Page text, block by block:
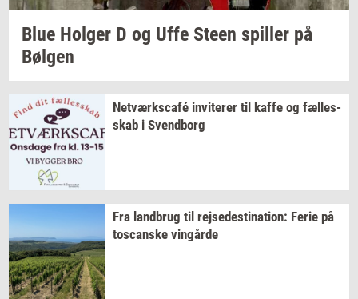
Blue Hol­ger D og Uffe Steen spil­ler på
Bøl­gen
Netværkscafé in­vi­te­rer til kaffe og fæl­les­
skab i Svend­borg
Fra land­brug til rej­se­desti­na­tion: Ferie på
toscan­ske vin­går­de